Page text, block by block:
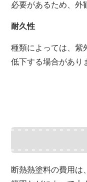
必要があるため、外
耐久性
種類によっては、紫
低下する場合があり
断熱熱塗料の費用は